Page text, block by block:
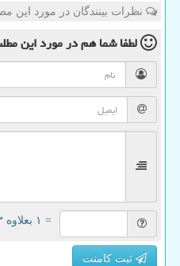
نظرات بینندگان در مورد این
لطفا شما همدر مورد این
= ۱ بعلاوه ۳
ثبت کامنت